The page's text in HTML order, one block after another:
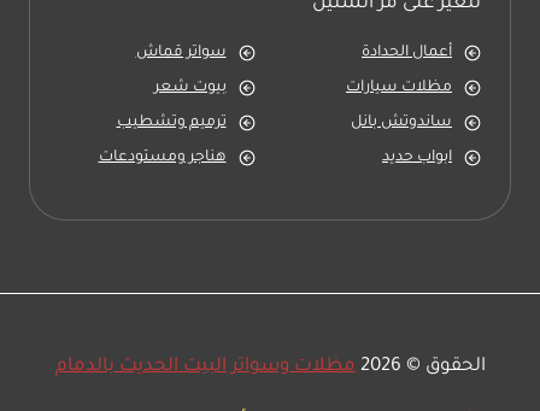
تتغير على مر السنين
أعمال الحدادة سواتر قماش
مظلات سيارات بيوت شعر
ساندوتش بانل ترميم وتشطيب
ابواب حديد هناجر ومستودعات
الحقوق © 2026 مظلات وسواتر البيت الحديث بالدمام